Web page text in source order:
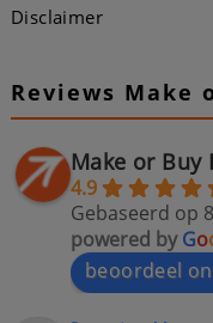
Disclaimer
Reviews Make
Make or Buy
4.9
Gebaseerd op
powered byGo
beoordeel